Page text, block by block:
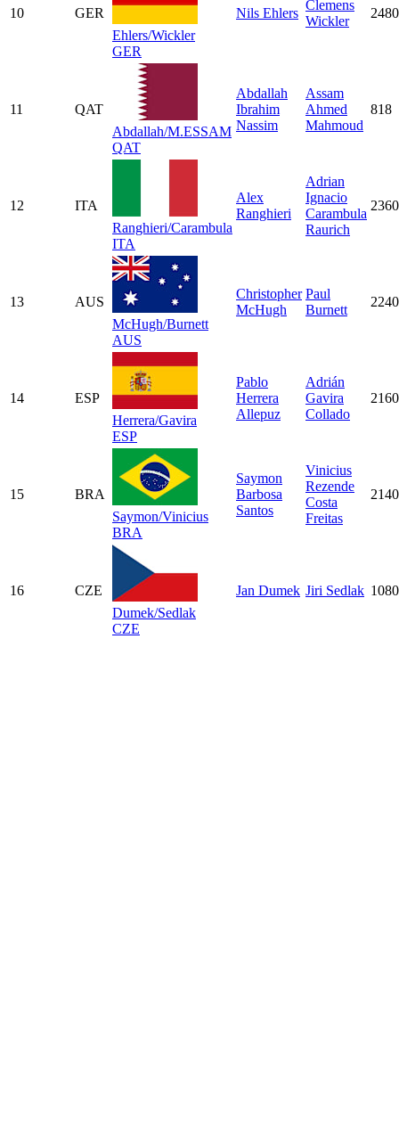
10
GER
Ehlers/Wickler
GER
Nils Ehlers
Clemens
Wickler
2480
11
QAT
Abdallah/M.ESSAM
QAT
Abdallah
Ibrahim
Nassim
Assam
Ahmed
Mahmoud
818
12
ITA
Ranghieri/Carambula
ITA
Alex
Ranghieri
Adrian
Ignacio
Carambula
Raurich
2360
13
AUS
McHugh/Burnett
AUS
Christopher
McHugh
Paul
Burnett
2240
14
ESP
Herrera/Gavira
ESP
Pablo
Herrera
Allepuz
Adrián
Gavira
Collado
2160
15
BRA
Saymon/Vinicius
BRA
Saymon
Barbosa
Santos
Vinicius
Rezende
Costa
Freitas
2140
16
CZE
Dumek/Sedlak
CZE
Jan Dumek Jiri Sedlak 1080